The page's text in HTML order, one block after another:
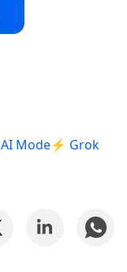
Mode⚡ Grok